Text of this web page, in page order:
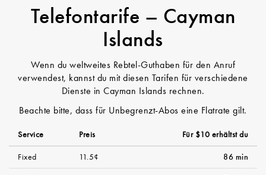
Telefontarife – Cayman
Islands
Wenn du weltweites Rebtel-Guthaben für den Anruf
verwendest, kannst du mit diesen Tarifen für verschiedene
Dienste in Cayman Islands rechnen.
Beachte bitte, dass für Unbegrenzt-Abos eine Flatrate gilt.
Service Preis Für $10 erhältst du
Fixed 11.5¢ 86 min